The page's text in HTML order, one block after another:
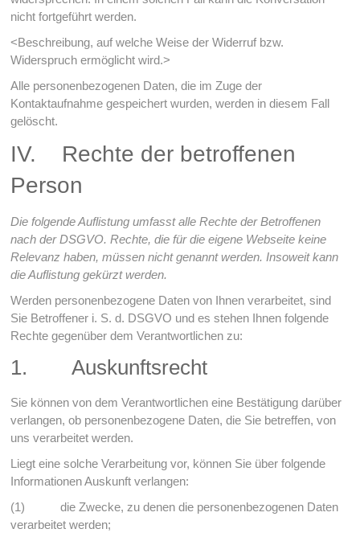
nicht fortgeführt werden.
<Beschreibung, auf welche Weise der Widerruf bzw.
Widerspruch ermöglicht wird.>
Alle personenbezogenen Daten, die im Zuge der
Kontaktaufnahme gespeichert wurden, werden in diesem Fall
gelöscht.
IV. Rechte der betroffenen
Person
Die folgende Auflistung umfasst alle Rechte der Betroffenen
nach der DSGVO. Rechte, die für die eigene Webseite keine
Relevanz haben, müssen nicht genannt werden. Insoweit kann
die Auflistung gekürzt werden.
Werden personenbezogene Daten von Ihnen verarbeitet, sind
Sie Betroffener i. S. d. DSGVO und es stehen Ihnen folgende
Rechte gegenüber dem Verantwortlichen zu:
1. Auskunftsrecht
Sie können von dem Verantwortlichen eine Bestätigung darüber
verlangen, ob personenbezogene Daten, die Sie betreffen, von
uns verarbeitet werden.
Liegt eine solche Verarbeitung vor, können Sie über folgende
Informationen Auskunft verlangen:
(1) die Zwecke, zu denen die personenbezogenen Daten
verarbeitet werden;